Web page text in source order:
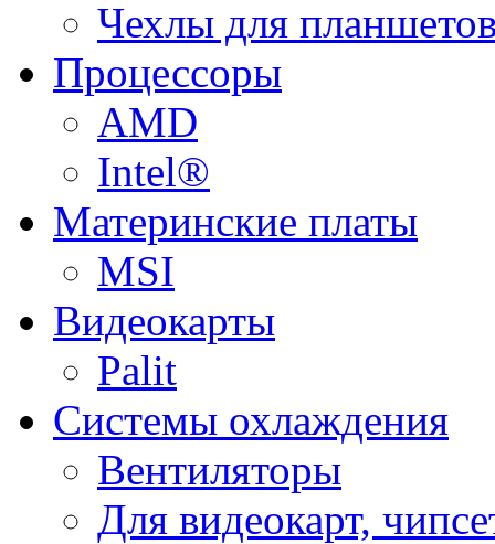
Чехлы для
Процессоры
AMD
Intel®
Материнские платы
MSI
Видеокарты
Palit
Системы охлаждения
Вентиляторы
Для видеокарт,